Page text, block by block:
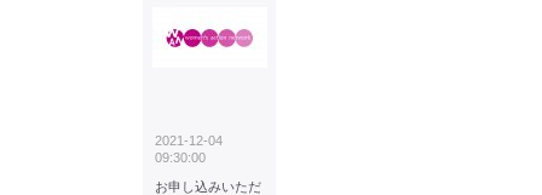
2021-12-04
09:30:00
お申し込みいただ